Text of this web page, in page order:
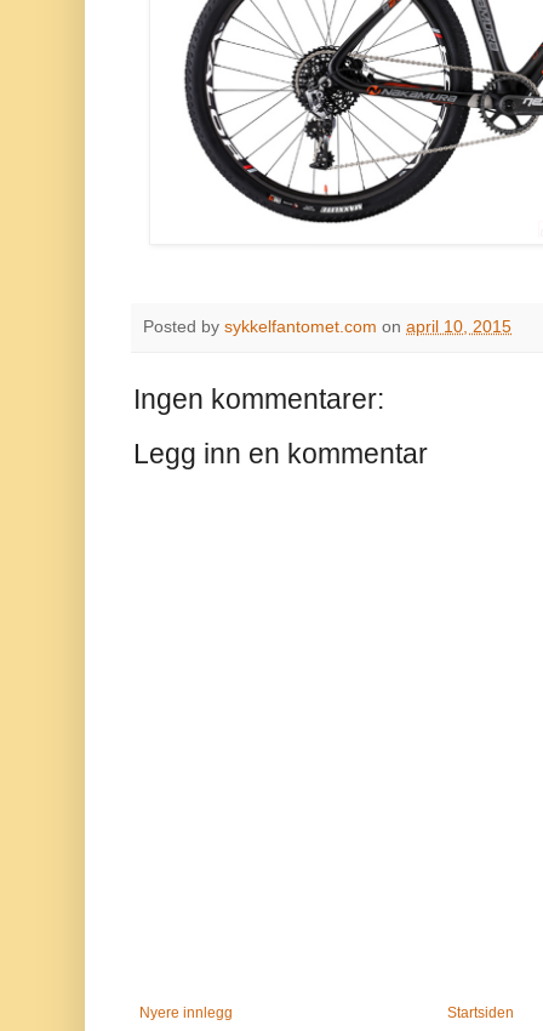
Posted by sykkelfantomet.com on april 10, 2015
Ingen kommentarer:
Legg inn en kommentar
Nyere innlegg Startsiden